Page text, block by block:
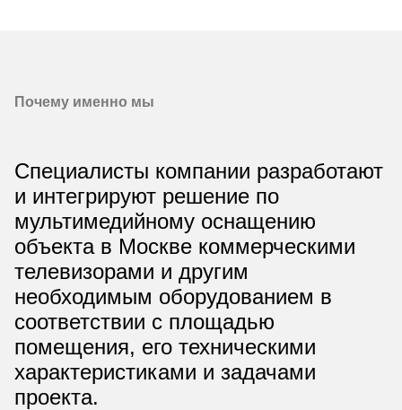
Почему именно мы
Специалисты компании разработают
и интегрируют решение по
мультимедийному оснащению
объекта в Москве коммерческими
телевизорами и другим
необходимым оборудованием в
соответствии с площадью
помещения, его техническими
характеристиками и задачами
проекта.